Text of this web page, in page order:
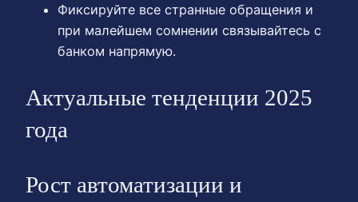
Фиксируйте все странные обращения и
при малейшем сомнении связывайтесь с
банком напрямую.
Актуальные тенденции 2025
года
Рост автоматизации и